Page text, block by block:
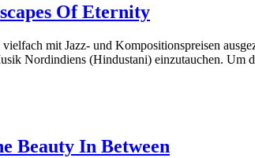
Of Eternity
mit Jazz- und Kompositionspreisen
Nordindiens (Hindustani) einzutauchen. Um
Beauty In Between